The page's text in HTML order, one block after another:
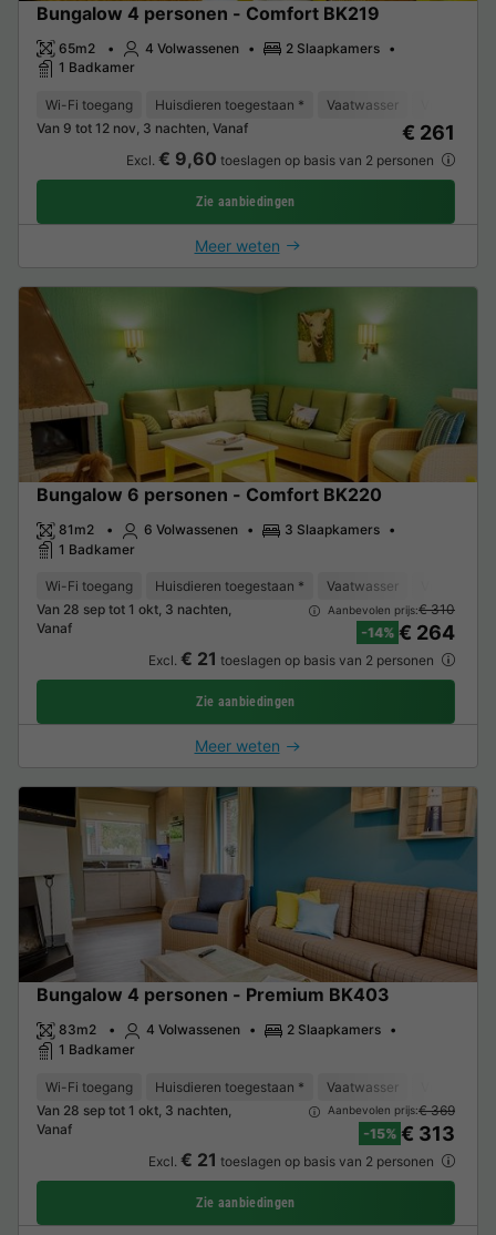
Bungalow 4 personen - Comfort BK219
65m2 4 Volwassenen
2 Slaapkamers
1 Badkamer
Wi-Fi toegang Huisdieren toegestaan * Vaatwasser
Van 9 tot 12 nov, 3 nachten, Vanaf
€ 261
Excl. € 9,60 toeslagen op basis van 2 personen
Zie aanbiedingen
Meer weten
Bungalow 6 personen - Comfort BK220
81m2 6 Volwassenen
3 Slaapkamers
1 Badkamer
Wi-Fi toegang Huisdieren toegestaan * Vaatwasser
Van 28 sep tot 1 okt, 3 nachten,
Vanaf
Aanbevolen prijs:€ 310
-14% € 264
Excl. € 21 toeslagen op basis van 2 personen
Zie aanbiedingen
Meer weten
Bungalow 4 personen - Premium BK403
83m2 4 Volwassenen
2 Slaapkamers
1 Badkamer
Wi-Fi toegang Huisdieren toegestaan * Vaatwasser
Van 28 sep tot 1 okt, 3 nachten,
Vanaf
Aanbevolen prijs:€ 369
-15% € 313
Excl. € 21 toeslagen op basis van 2 personen
Zie aanbiedingen